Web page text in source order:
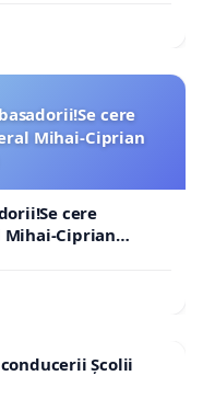
cere
Mihai-Ciprian
cere
Ciprian
Școlii